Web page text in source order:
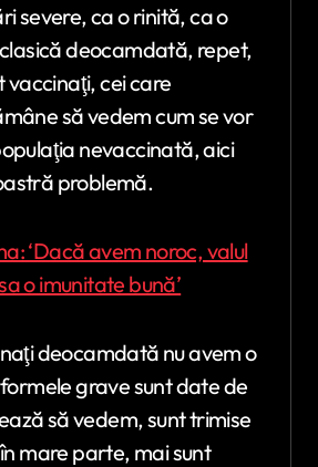
severe, ca o rinită, ca o
deocamdată, repet,
vaccinaţi, cei care
să vedem cum se vor
nevaccinată, aici
problemă.
‘Dacă avem noroc, valul
o imunitate bună’
deocamdată nu avem o
grave sunt date de
să vedem, sunt trimise
mare parte, mai sunt